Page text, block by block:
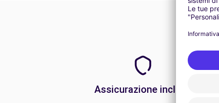
Assicurazione inclusa